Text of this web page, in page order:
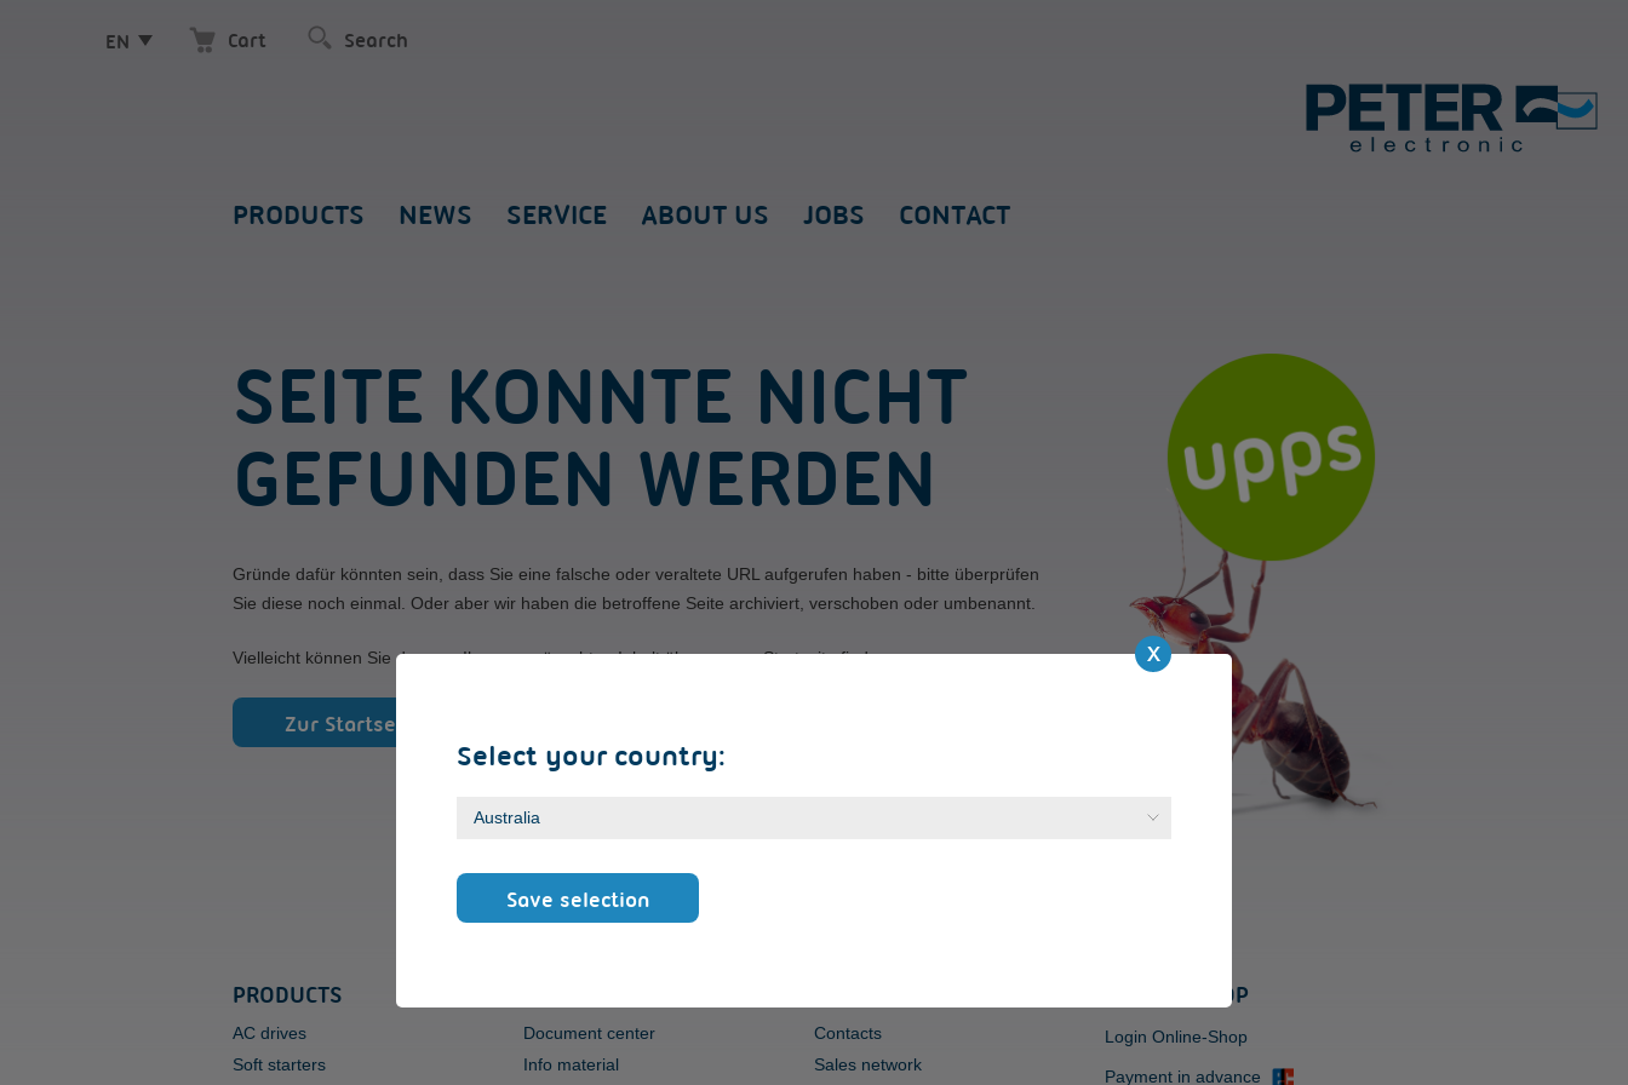
Select your country:
Save selection
EN Cart
PRODUCTS NEWS SERVICE ABOUT US JOBS CONTACT
SEITE KONNTE NICHT
GEFUNDEN WERDEN
Gründe dafür könnten sein, dass Sie eine falsche oder veraltete URL aufgerufen haben - bitte überprüfen
Sie diese noch einmal. Oder aber wir haben die betroffene Seite archiviert, verschoben oder umbenannt.
Vielleicht können Sie den von Ihnen gewünschten Inhalt über unsere Startseite finden.
Zur Startseite
PRODUCTS
AC drives
Soft starters
Document center
Info material
Contacts
Sales network
ONLINE-SHOP
Login Online-Shop
Payment in advance